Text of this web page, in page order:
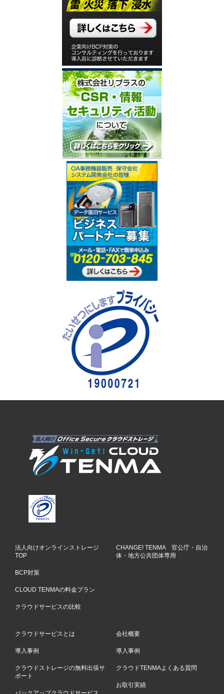
法人向けオンラインストレージ
TOP
BCP対策
CLOUD TENMAの料金プラン
クラウドサービスの比較
CHANGE! TENMA 官公庁・自治
体・地方公共団体専用
クラウドサービスとは
導入事例
クラウドストレージの無料出張サ
ポート
会社概要
導入事例
クラウドTENMAよくある質問
お取引実績